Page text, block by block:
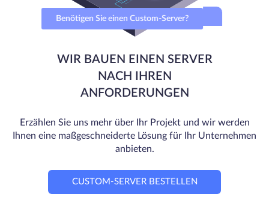
Benötigen Sie einen Custom-Server?
WIR BAUEN EINEN SERVER
NACH IHREN
ANFORDERUNGEN
Erzählen Sie uns mehr über Ihr Projekt und wir werden
Ihnen eine maßgeschneiderte Lösung für Ihr Unternehmen
anbieten.
CUSTOM-SERVER BESTELLEN